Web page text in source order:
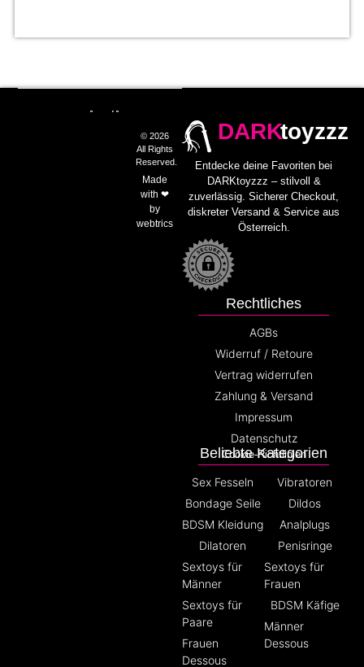
DARKtoyzzz
Entdecke deine Favoriten bei
DARKtoyzzz – stilvoll &
zuverlässig. Sicherer Checkout,
diskreter Versand & Service aus
Österreich.
Beliebte Kategorien
Sex Fesseln
Bondage Seile
BDSM Kleidung
Dilatoren
Sextoys für
Männer
Sextoys für
Paare
Frauen
Dessous
Vibratoren
Dildos
Analplugs
Penisringe
Sextoys für
Frauen
BDSM Käfige
Männer
Dessous
Rechtliches
AGBs
Widerruf / Retoure
Vertrag widerrufen
Zahlung & Versand
Impressum
Datenschutz
Cookie-Richtlinien
© 2026
All Rights
Reserved.
Made
with ❤
by
webtrics